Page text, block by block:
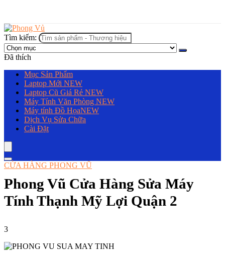
Tìm kiếm:
Đã thích
Mục Sản Phẩm
Laptop Mới NEW
Laptop Cũ Giá Rẻ NEW
Máy Tính Văn Phòng NEW
Máy tính Đồ HọaNEW
Dịch Vụ Sửa Chữa
Cài Đặt
CỬA HÀNG PHONG VŨ
Phong Vũ Cửa Hàng Sửa Máy
Tính Thạnh Mỹ Lợi Quận 2
3